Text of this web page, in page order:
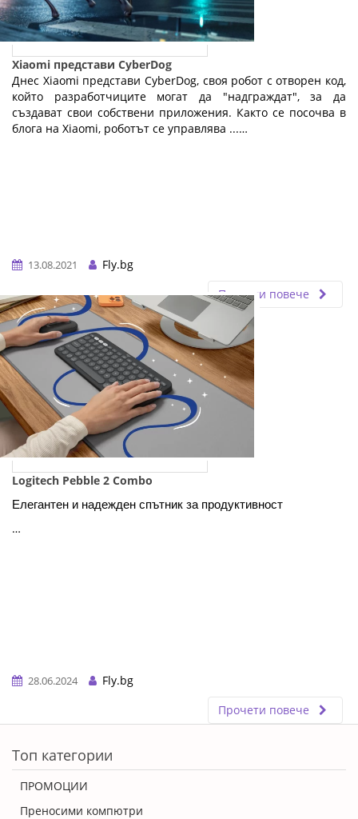
Xiaomi представи CyberDog
Днес Xiaomi представи CyberDog, своя робот с отворен код,
който разработчиците могат да "надграждат", за да
създават свои собствени приложения. Както се посочва в
блога на Xiaomi, роботът се управлява ...…
13.08.2021
Fly.bg
Прочети повече
Logitech Pebble 2 Combo
Елегантен и надежден спътник за продуктивност
…
28.06.2024
Fly.bg
Прочети повече
Топ категории
ПРОМОЦИИ
Преносими компютри